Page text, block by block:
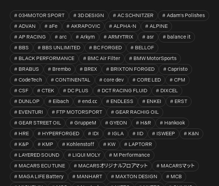
034MOTOR SPORT 3D DESIGN AC SCHNITZER
Adam's Polishes
ADVAN
aFe AKRAPOVIC ALPHA-N
ALPINE
AP RACING
arc Arkym ARMYTRIX asr
balance it
BBS
BBS UNLIMITED BC FORGED
BELLOF
BLACK PERFORMANCE
BMC Air Filter
BMW MotorSports
BRABUS
Brembo BREX BRIXTON FORGED
Capristo
CodeTech
CONTINENTAL core dev CORE LED
CPM
CSF
CTEK DC PLUS DCT RACING FLUID
DIXCEL
DUNLOP
Eibach end.㏄ ENDLESS ENKEI
ERST
EVENTURI
FTP MOTORSPORT
GEAR RACHIG OIL
GEAR STREET OIL
GruppeM GYEON H&R
Hankook
HRE
HYPERFORGED IDI IGLA IID ISWEEP
K&N
K&P
KMP Kohlenstoff KW
LAPTORR
LAYERED SOUND
LIQUI MOLY
M Performance
MACARS ECU TUNE
MACARSオリジナルフロアマット
MACARSマット
MAGA LIFE Battery
MANHART MAXTON DESIGN
MCB